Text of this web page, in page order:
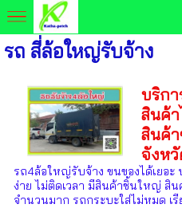
รถ สี่ล้อใหญ่รับจ้าง
บริก
สินค้
สินค้
จังหวั
รถ4ล้อใหญ่รับจ้าง ขนของได้เยอะ
ง่าย ไม่ติดเวลา มีสินค้าชิ้นใหญ่ สิ
จำนวนมาก รถกระบะใส่ไม่หมด เ